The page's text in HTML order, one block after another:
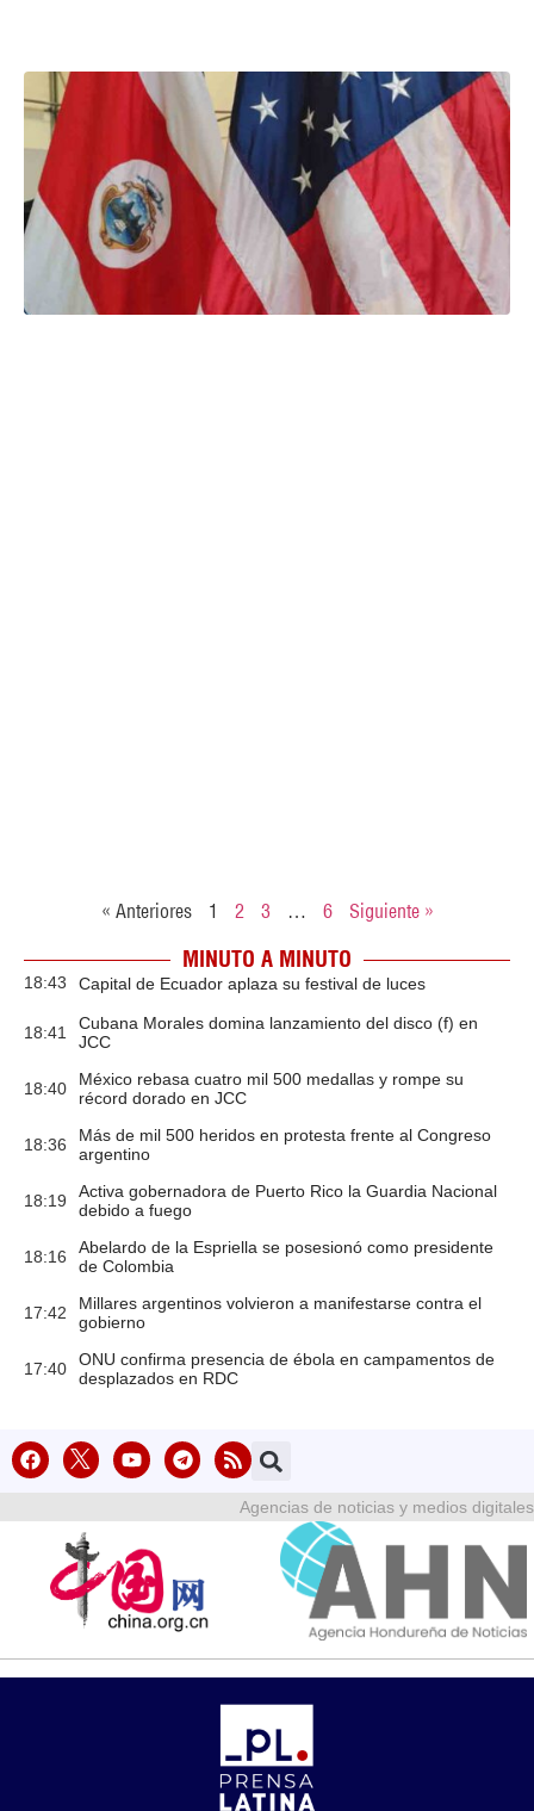
« Anteriores 1 2 3 … 6 Siguiente »
MINUTO A MINUTO
18:43 Capital de Ecuador aplaza su festival de luces
18:41
Cubana Morales domina lanzamiento del disco (f) en
JCC
18:40
México rebasa cuatro mil 500 medallas y rompe su
récord dorado en JCC
18:36
Más de mil 500 heridos en protesta frente al Congreso
argentino
18:19
Activa gobernadora de Puerto Rico la Guardia Nacional
debido a fuego
18:16
Abelardo de la Espriella se posesionó como presidente
de Colombia
17:42
Millares argentinos volvieron a manifestarse contra el
gobierno
17:40
ONU confirma presencia de ébola en campamentos de
desplazados en RDC
Agencias de noticias y medios digitales